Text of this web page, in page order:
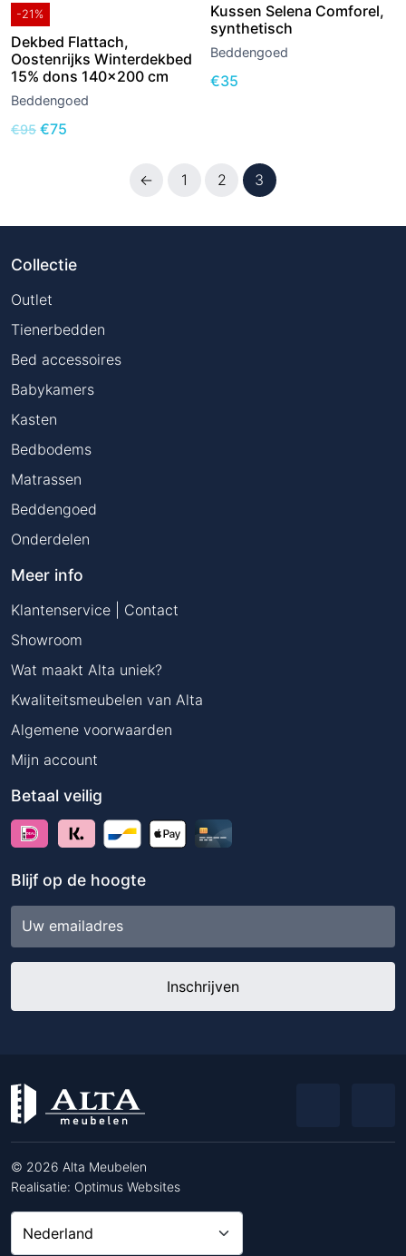
-21%
Dekbed Flattach,
Oostenrijks Winterdekbed
15% dons 140×200 cm
Beddengoed
€95 Oorspronkelijke
€75
Kussen Selena Comforel,
synthetisch
Beddengoed
€35
← 1 2 3
Collectie
Outlet
Tienerbedden
Bed accessoires
Babykamers
Kasten
Bedbodems
Matrassen
Beddengoed
Onderdelen
Meer info
Klantenservice | Contact
Showroom
Wat maakt Alta uniek?
Kwaliteitsmeubelen van Alta
Algemene voorwaarden
Mijn account
Betaal veilig
Blijf op de hoogte
mailadres
© 2026 Alta Meubelen
Realisatie: Optimus Websites